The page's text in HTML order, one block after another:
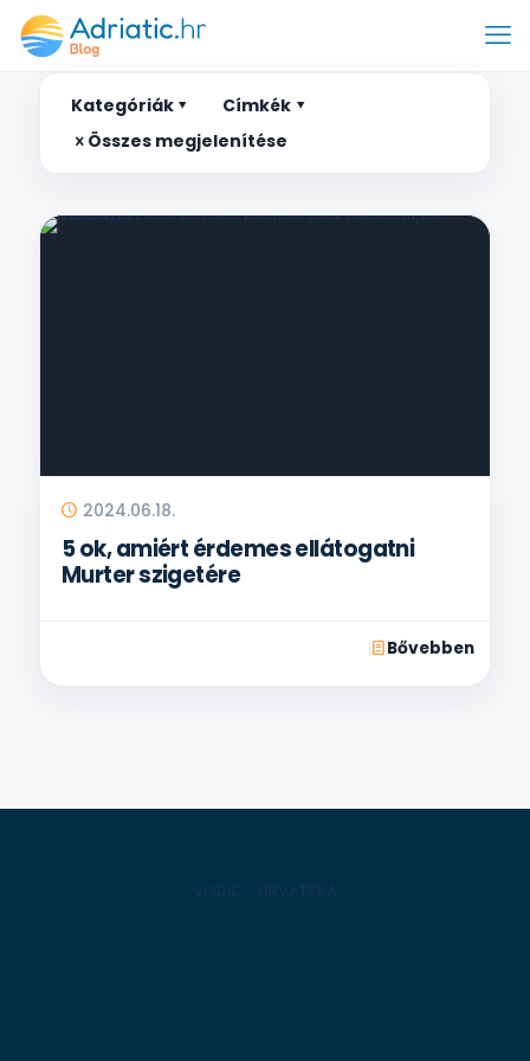
Kategóriák
Címkék
Összes megjelenítése
2024.06.18.
5 ok, amiért érdemes ellátogatni
Murter szigetére
Bővebben
VODIČ - HRVATSKA